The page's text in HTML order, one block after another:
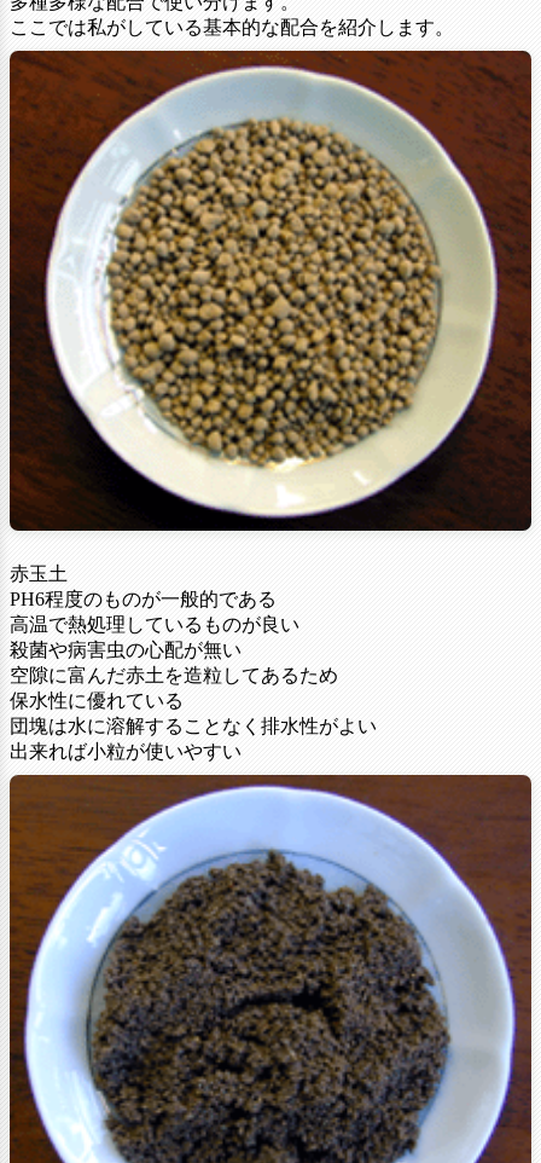
ここでは私がしている基本的な配合を紹介します。
赤玉土
PH6程度のものが一般的である
高温で熱処理しているものが良い
殺菌や病害虫の心配が無い
空隙に富んだ赤土を造粒してあるため
保水性に優れている
団塊は水に溶解することなく排水性がよい
出来れば小粒が使いやすい